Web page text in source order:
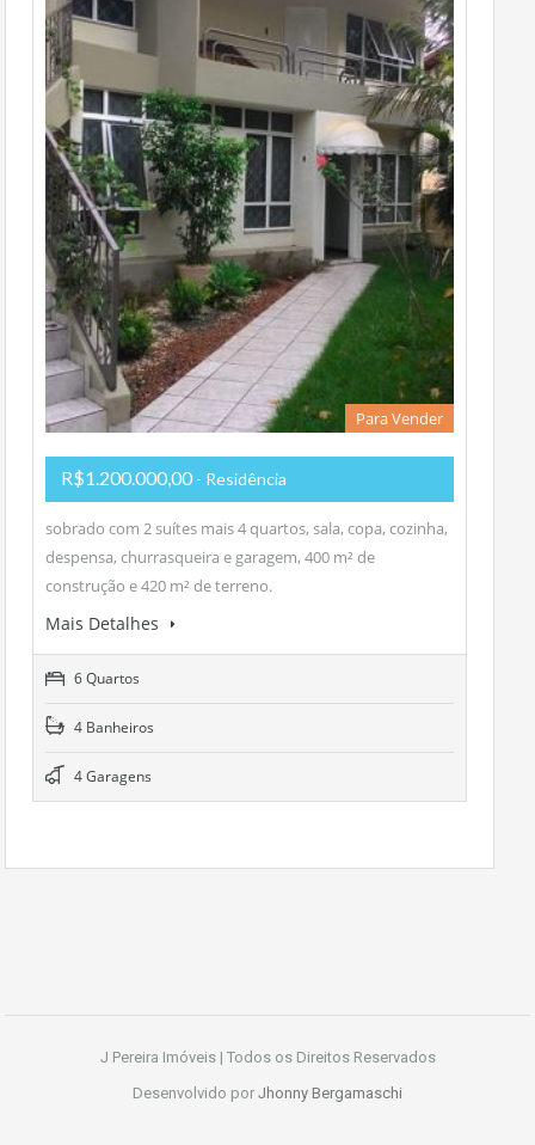
Para Vender
R$1.200.000,00 - Residência
sobrado com 2 suítes mais 4 quartos, sala, copa, cozinha,
despensa, churrasqueira e garagem, 400 m² de
construção e 420 m² de terreno.
Mais Detalhes
6 Quartos
4 Banheiros
4 Garagens
J Pereira Imóveis | Todos os Direitos Reservados
Desenvolvido por Jhonny Bergamaschi